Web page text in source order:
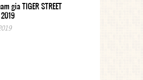
gia TIGER STREET